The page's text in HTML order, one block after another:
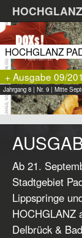
Zum
Hauptinhalt
springen
HOCHGLANZ
HOCHGLANZ
+ Ausgabe 09/
Jahrgang 8 | Nr. 9 | Mitte
Ab 21.
Stadtgebiet
Lippspringe
HOCHGLANZ
Delbrück &